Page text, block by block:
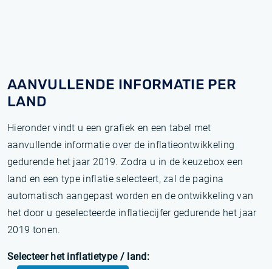
AANVULLENDE INFORMATIE PER
LAND
Hieronder vindt u een grafiek en een tabel met
aanvullende informatie over de inflatieontwikkeling
gedurende het jaar 2019. Zodra u in de keuzebox een
land en een type inflatie selecteert, zal de pagina
automatisch aangepast worden en de ontwikkeling van
het door u geselecteerde inflatiecijfer gedurende het jaar
2019 tonen.
Selecteer het inflatietype / land: